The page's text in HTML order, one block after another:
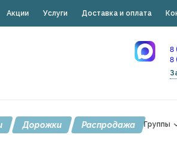
Акции Услуги Доставка и оплата
8
8
Дорожки Распродажа Группы